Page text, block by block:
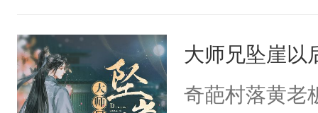
们竟然欺负
宴：要不你跟
来……“蛇蛇，
妄。当他看到
白，这一切终
大师兄坠崖以
奇葩村落黄老